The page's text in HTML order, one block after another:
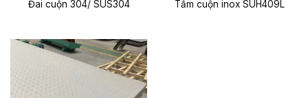
Đai cuộn 304/ SUS304 Tấm cuộn inox SUH409L